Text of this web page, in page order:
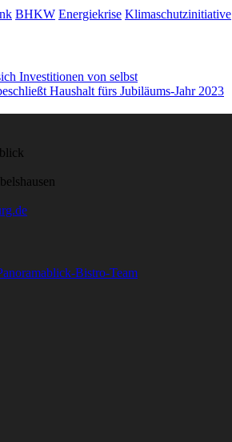
BHKW Energiekrise Klimaschutzinitiative
Investitionen von selbst
Haushalt fürs Jubiläums-Jahr 2023
Bistro-Team